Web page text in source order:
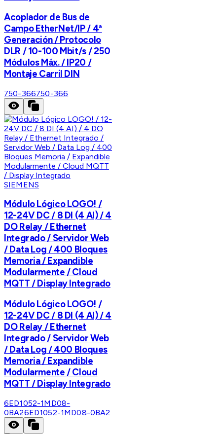
Acoplador de Bus de
Campo EtherNet/IP / 4ª
Generación / Protocolo
DLR / 10-100 Mbit/s / 250
Módulos Máx. / IP20 /
Montaje Carril DIN
750-366750-366
SIEMENS
Módulo Lógico LOGO! /
12-24V DC / 8 DI (4 AI) / 4
DO Relay / Ethernet
Integrado / Servidor Web
/ Data Log / 400 Bloques
Memoria / Expandible
Modularmente / Cloud
MQTT / Display Integrado
Módulo Lógico LOGO! /
12-24V DC / 8 DI (4 AI) / 4
DO Relay / Ethernet
Integrado / Servidor Web
/ Data Log / 400 Bloques
Memoria / Expandible
Modularmente / Cloud
MQTT / Display Integrado
6ED1052-1MD08-
0BA26ED1052-1MD08-0BA2